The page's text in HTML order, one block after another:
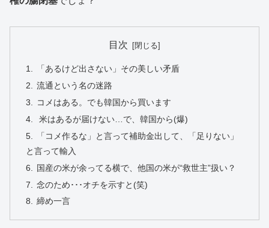
目次
「あるけど出さない」その美しい矛盾
流通という名の迷路
コメはある。でも韓国から買います
米はあるが届けない…で、韓国から(爆)
「コメ作るな」と言って補助金出して、「足りない」
と言って輸入
国産の米が余ってる横で、他国の米が“救世主”扱い？
念のため･･･オチを示すと(笑)
締め一言